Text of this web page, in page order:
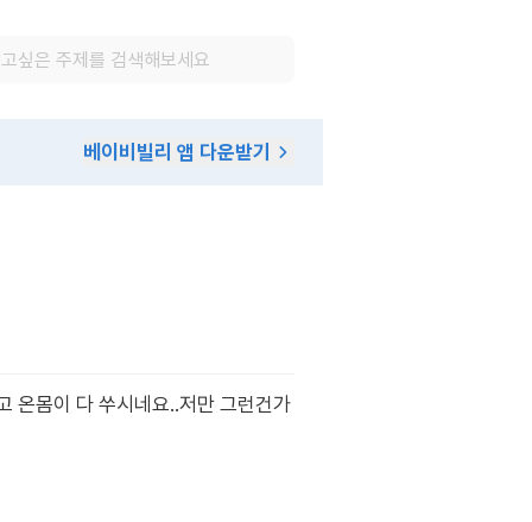
베이비빌리 앱 다운받기
온몸이 다 쑤시네요..저만 그런건가